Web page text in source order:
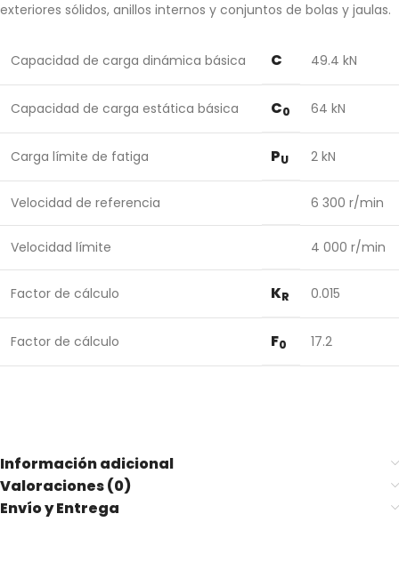
exteriores sólidos, anillos internos y conjuntos de bolas y jaulas.
Capacidad de carga dinámica básica C 49.4 kN
Capacidad de carga estática básica C0 64 kN
Carga límite de fatiga PU 2 kN
Velocidad de referencia 6 300 r/min
Velocidad límite 4 000 r/min
Factor de cálculo KR 0.015
Factor de cálculo F0 17.2
Información adicional
Valoraciones (0)
Envío y Entrega